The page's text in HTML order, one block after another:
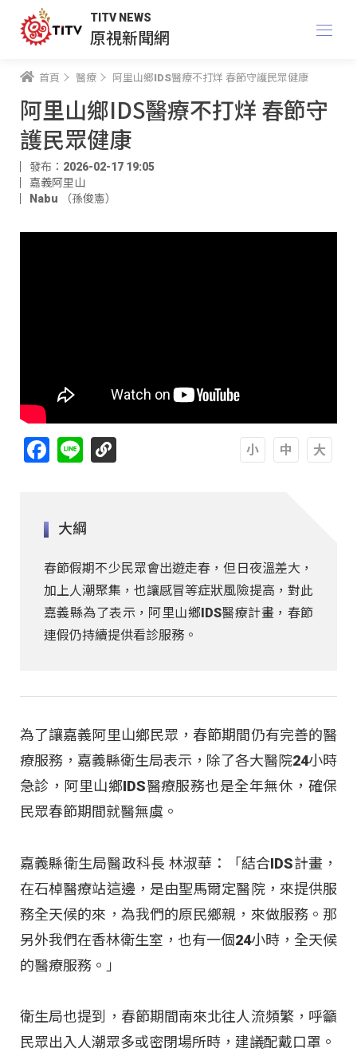
TITV NEWS
原視新聞網
首頁 醫療 阿里山鄉IDS醫療不打烊 春節守護民眾健康
阿里山鄉IDS醫療不打烊 春節守
護民眾健康
發布：2026-02-17 19:05
嘉義阿里山
Nabu （孫俊憲）
Facebook
Line
大綱
春節假期不少民眾會出遊走春，但日夜溫差大，
加上人潮聚集，也讓感冒等症狀風險提高，對此
嘉義縣為了表示，阿里山鄉IDS醫療計畫，春節
連假仍持續提供看診服務。
為了讓嘉義阿里山鄉民眾，春節期間仍有完善的醫
療服務，嘉義縣衛生局表示，除了各大醫院24小時
急診，阿里山鄉IDS醫療服務也是全年無休，確保
民眾春節期間就醫無虞。
嘉義縣衛生局醫政科長 林淑華：「結合IDS計畫，
在石棹醫療站這邊，是由聖馬爾定醫院，來提供服
務全天候的來，為我們的原民鄉親，來做服務。那
另外我們在香林衛生室，也有一個24小時，全天候
的醫療服務。」
衛生局也提到，春節期間南來北往人流頻繁，呼籲
民眾出入人潮眾多或密閉場所時，建議配戴口罩。